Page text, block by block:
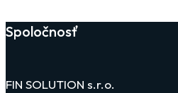
Spoločnosť
FIN SOLUTION s.r.o.